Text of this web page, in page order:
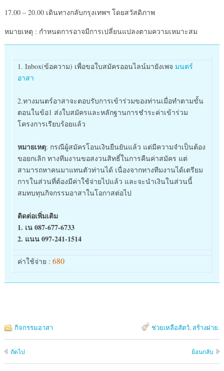
17.00 – 20.00 เดินทางกลับกรุงเทพฯ โดยสวัสดิภาพ
หมายเหตุ : กำหนดการอาจมีการเปลี่ยนแปลงตามความเหมาะสม
1. Inbox(ข้อความ) เพื่อขอใบสมัครออนไลน์มายังเพจ มนตร์
อาสา
2.ทางมนตร์อาสาจะตอบรับการเข้าร่วมของท่านเมื่อทำตามขั้น
ตอนในข้อ1 ส่งใบสมัครและหลักฐานการชำระค่าเข้าร่วม
โครงการเรียบร้อยแล้ว
หมายเหตุ: กรณีผู้สมัครโอนเงินยืนยันแล้ว แต่มีความจำเป็นต้อง
ขอยกเลิก ทางทีมงานขอสงวนสิทธิ์ในการคืนค่าสมัคร แต่
สามารถหาคนมาแทนตัวท่านได้ เนื่องจากทางทีมงานได้เตรียม
การในส่วนที่ต้องมีค่าใช้จ่ายไปแล้ว และจะนำเงินในส่วนนี้
สมทบทุนกิจกรรมอาสาในโอกาสต่อไป
ติดต่อเพิ่มเติม
1. เน 087-677-6733
2. แนน 097-241-1514
ค่าใช้จ่าย : 680
กิจกรรมอาสา ช่วยเหลือสัตว์,สร้างฝาย.
ถัดไป ย้อนกลับ